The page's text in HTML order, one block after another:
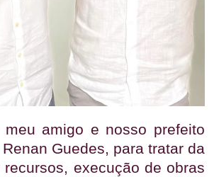
meu amigo e nosso prefeito
Guedes, para tratar da
recursos, execução de obras